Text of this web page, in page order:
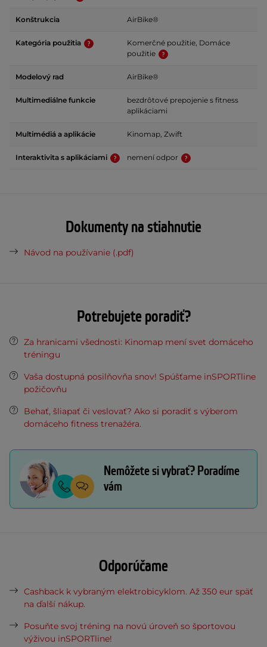
Konštrukcia AirBike®
Kategória použitia
Komerčné použitie, Domáce
použitie
Modelový rad AirBike®
Multimediálne funkcie
bezdrôtové prepojenie s fitness
aplikáciami
Multimédiá a aplikácie Kinomap, Zwift
Interaktivita s aplikáciami nemení odpor
Dokumenty na stiahnutie
Návod na používanie (.pdf)
Potrebujete poradiť?
Za hranicami všednosti: Kinomap mení svet domáceho
tréningu
Vaša dostupná posilňovňa snov! Spúšťame inSPORTline
požičovňu
Behať, šliapať či veslovať? Ako si poradiť s výberom
domáceho fitness trenažéra.
Nemôžete si vybrať? Poradíme
vám
Odporúčame
Cashback k vybraným elektrobicyklom. Až 350 eur späť
na ďalší nákup.
Posuňte svoj tréning na novú úroveň so športovou
výživou inSPORTline!